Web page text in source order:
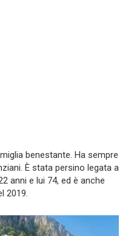
benestante. Ha sempre
È stata persino legata a
anni e lui 74, ed è anche
2019.